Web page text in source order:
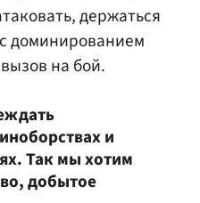
держаться
доминированием
на бой.
и
Так мы хотим
добытое